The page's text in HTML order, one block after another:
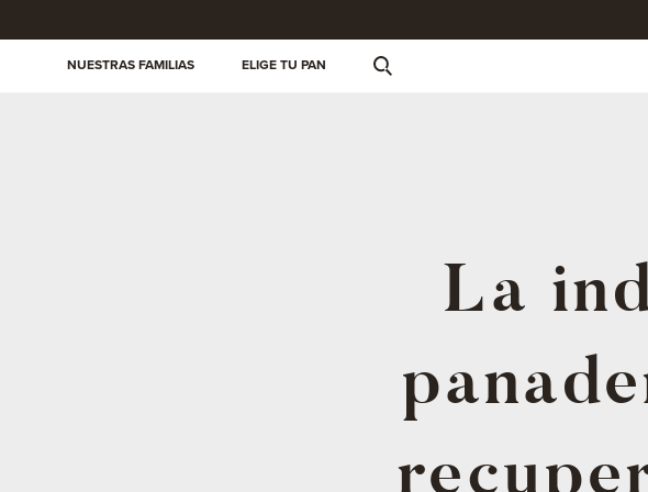
NUESTRAS FAMILIAS ELIGE TU PAN
La